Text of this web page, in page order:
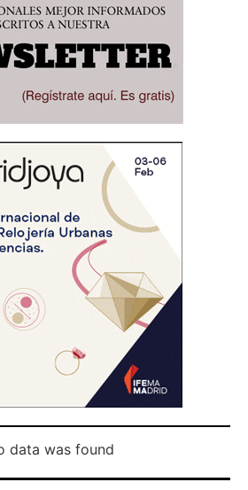
data was found